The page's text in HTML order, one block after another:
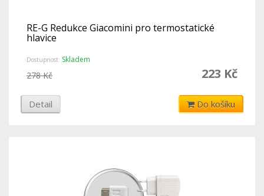
RE-G Redukce Giacomini pro termostatické
hlavice
Dostupnost: Skladem
223 Kč
278 Kč
Detail Do košíku